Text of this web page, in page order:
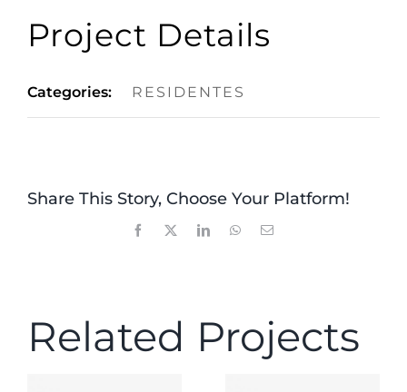
Project Details
Categories: RESIDENTES
Share This Story, Choose Your Platform!
Facebook LinkedInWhatsApp
Related Projects